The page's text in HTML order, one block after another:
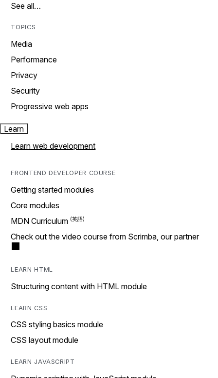
See all…
TOPICS
Media
Performance
Privacy
Security
Progressive web apps
Learn
Learn web development
FRONTEND DEVELOPER COURSE
Getting started modules
Core modules
MDN Curriculum
Check out the video course from Scrimba, our partner
LEARN HTML
Structuring content with HTML module
LEARN CSS
CSS styling basics module
CSS layout module
LEARN JAVASCRIPT